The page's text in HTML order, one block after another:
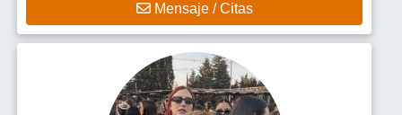
Mensaje / Citas